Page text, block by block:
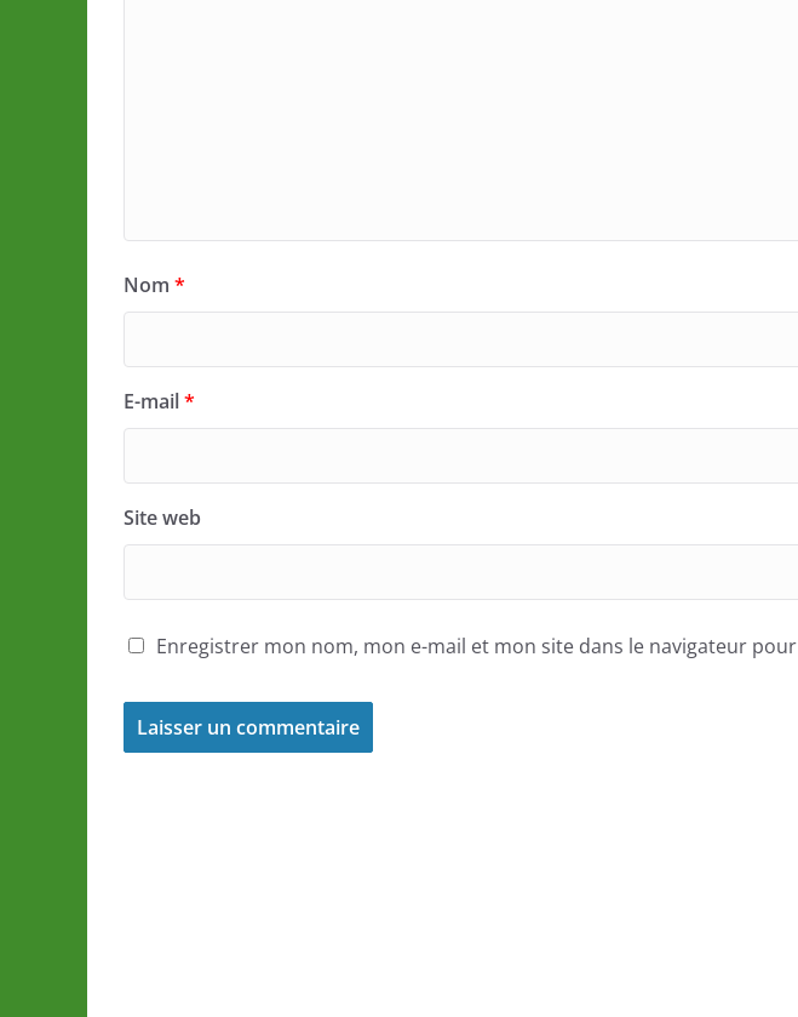
Nom *
E-mail*
Site web
Enregistrer mon nom, mon e-mail et mon site dans le navigateur